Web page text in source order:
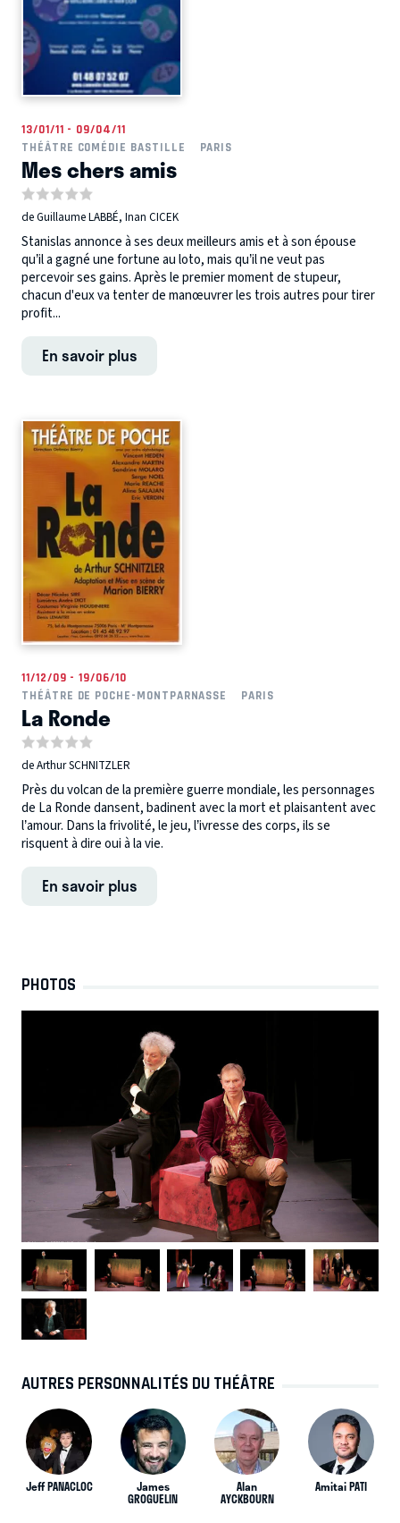
13/01/11 - 09/04/11
THÉÂTRE COMÉDIE BASTILLE
PARIS
Mes chers amis
de Guillaume LABBÉ, Inan CICEK
Stanislas annonce à ses deux meilleurs amis et à son épouse
qu’il a gagné une fortune au loto, mais qu’il ne veut pas
percevoir ses gains. Après le premier moment de stupeur,
chacun d'eux va tenter de manœuvrer les trois autres pour tirer
profit...
En savoir plus
11/12/09 - 19/06/10
THÉÂTRE DE POCHE-MONTPARNASSE
PARIS
La Ronde
de Arthur SCHNITZLER
Près du volcan de la première guerre mondiale, les personnages
de La Ronde dansent, badinent avec la mort et plaisantent avec
l’amour. Dans la frivolité, le jeu, l’ivresse des corps, ils se
risquent à dire oui à la vie.
En savoir plus
PHOTOS
AUTRES PERSONNALITÉS DU THÉÂTRE
Jeff PANACLOC James
GROGUELIN
Alan
AYCKBOURN
Amitai PATI